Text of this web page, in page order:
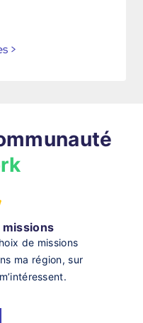
>
missions
de missions
ma région, sur